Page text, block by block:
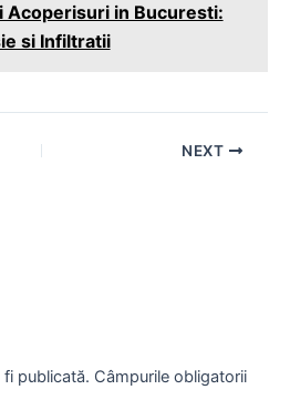
Acoperisuri in Bucuresti:
si Infiltratii
NEXT
publicată. Câmpurile obligatorii